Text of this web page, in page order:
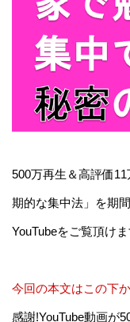
500万再生＆高評価
期的な集中法」を期
YouTubeをご覧頂けま
今回の本文はこの下
感謝!YouTube動画が